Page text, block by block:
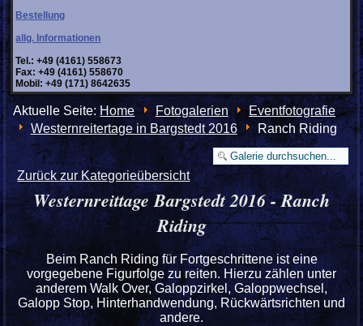
Bestellung
allg. Informationen
Tel.: +49 (4161) 558673
Fax: +49 (4161) 558670
Mobil: +49 (171) 8642635
Aktuelle Seite:Home Fotogalerien
Eventfotografie
Westernreitertage in Bargstedt 2016
Ranch Riding
Zurück zur Kategorieübersicht
Westernreittage Bargstedt 2016 - Ranch
Riding
Beim Ranch Riding für Fortgeschrittene ist eine
vorgegebene Figurfolge zu reiten. Hierzu zählen unter
anderem Walk Over, Galoppzirkel, Galoppwechsel,
Galopp Stop, Hinterhandwendung, Rückwärtsrichten und
andere.